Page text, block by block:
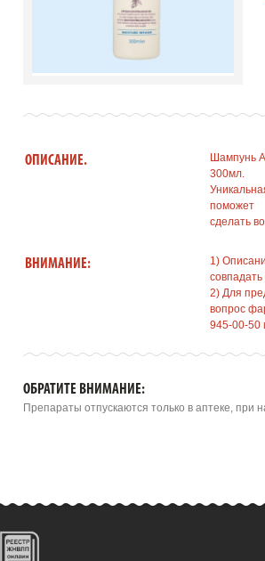
ОПИСАНИЕ.
Шампунь
300мл.
поможет
сделать
ВНИМАНИЕ:
1)
совпадать
2) Для
вопрос
945-00-50
ОБРАТИТЕ ВНИМАНИЕ:
Препараты отпускаются только в аптеке, при